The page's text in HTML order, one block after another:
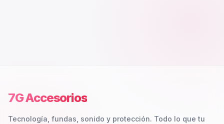
7G Accesorios
Tecnología, fundas, sonido y protección. Todo lo que tu